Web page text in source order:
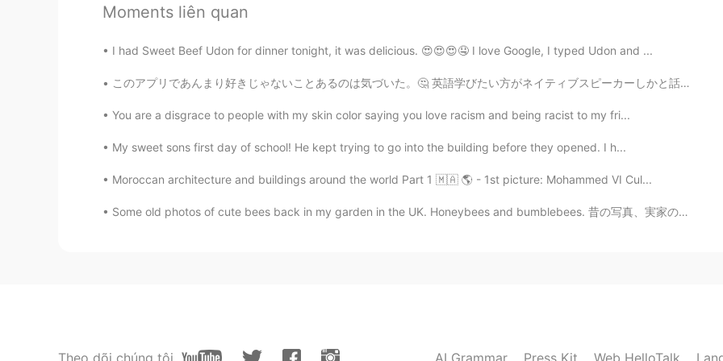
土曜日だ ！嬉しい！
昨日の夜、ずしのバーに行った。
昨日の夜、 寿司屋(すしや) に行った。
こ の場所は新しいサントリーのウイスキーがあった。
そこには新しいサントリーのウイスキーがあった。
そのウイスキーの味はまあまあだと思ったけどボトルはカッコいい！
Moments liên quan
I had Sweet Beef Udon for dinner tonight, it was delicious. 😍😍😍🤤 I love Google, I typed Udon and ...
このアプリであんまり好きじゃないことあるのは気づいた。🤔 英語学びたい方がネイティブスピーカーしかと話したくないこと良く言います。でも、言いたいのはイギリス人、アメリカ人、カナダ人、オーストラ...
You are a disgrace to people with my skin color saying you love racism and being racist to my fri...
My sweet sons first day of school! He kept trying to go into the building before they opened. I h...
Moroccan architecture and buildings around the world Part 1 🇲🇦 🌎 - 1st picture: Mohammed VI Cul...
Some old photos of cute bees back in my garden in the UK. Honeybees and bumblebees. 昔の写真、実家のガーデ...
Theo dõi chúng tôi AI Grammar Press Kit Web HelloTalk